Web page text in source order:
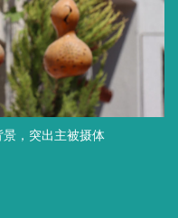
，突出主被摄体